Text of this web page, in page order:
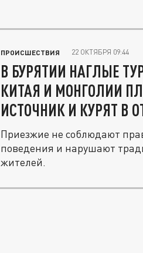
ПРОИСШЕСТВИЯ 22 ОКТЯБРЯ 09:44
В БУРЯТИИ НАГЛЫЕ
КИТАЯ И МОНГОЛИИ
ИСТОЧНИК И КУРЯТ В
Приезжие не соблюдают
поведения и нарушают
жителей.